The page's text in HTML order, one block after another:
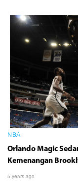
NBA
Orlando Magic
Kemenangan
5 years ago